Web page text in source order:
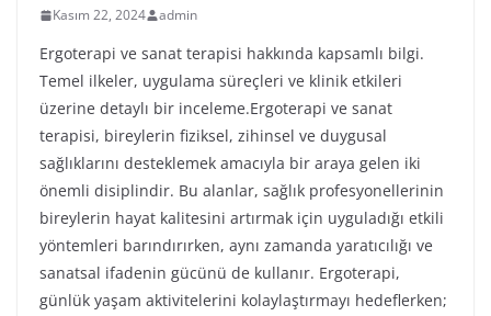
Kasım 22, 2024 admin
Ergoterapi ve sanat terapisi hakkında kapsamlı bilgi.
Temel ilkeler, uygulama süreçleri ve klinik etkileri
üzerine detaylı bir inceleme.Ergoterapi ve sanat
terapisi, bireylerin fiziksel, zihinsel ve duygusal
sağlıklarını desteklemek amacıyla bir araya gelen iki
önemli disiplindir. Bu alanlar, sağlık profesyonellerinin
bireylerin hayat kalitesini artırmak için uyguladığı etkili
yöntemleri barındırırken, aynı zamanda yaratıcılığı ve
sanatsal ifadenin gücünü de kullanır. Ergoterapi,
günlük yaşam aktivitelerini kolaylaştırmayı hedeflerken;